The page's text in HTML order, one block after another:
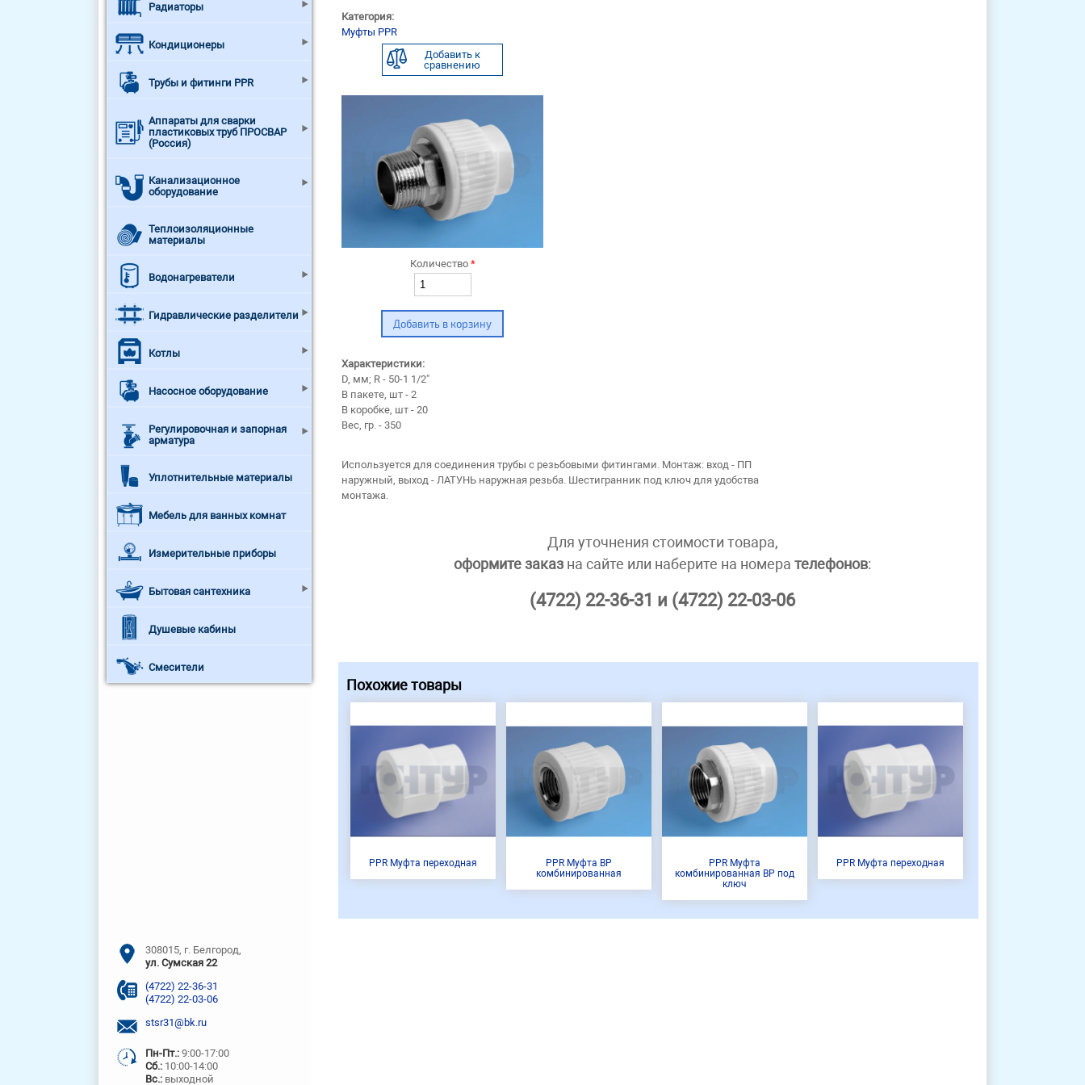
Категория:
Муфты PPR
Добавить к
сравнению
Количество *
Характеристики:
D, мм; R - 50-1 1/2"
В пакете, шт - 2
В коробке, шт - 20
Вес, гр. - 350
Используется для соединения трубы с резьбовыми фитингами. Монтаж: вход - ПП
наружный, выход - ЛАТУНЬ наружная резьба. Шестигранник под ключ для удобства
монтажа.
Для уточнения стоимости товара,
оформите заказ на сайте или наберите на номера телефонов:
(4722) 22-36-31 и (4722) 22-03-06
Похожие товары
PPR Муфта переходная
PPR Муфта ВР
комбинированная
PPR Муфта
комбинированная ВР под
ключ
PPR Муфта переходная
Радиаторы
Кондиционеры
Трубы и фитинги PPR
Аппараты для сварки
пластиковых труб ПРОСВАР
(Россия)
Канализационное
оборудование
Теплоизоляционные
материалы
Водонагреватели
Гидравлические разделители
Котлы
Насосное оборудование
Регулировочная и запорная
арматура
Уплотнительные материалы
Мебель для ванных комнат
Измерительные приборы
Бытовая сантехника
Душевые кабины
Смесители
308015, г. Белгород,
ул. Сумская 22
(4722) 22-36-31
(4722) 22-03-06
stsr31@bk.ru
Пн-Пт.: 9:00-17:00
Сб.: 10:00-14:00
Вс.: выходной